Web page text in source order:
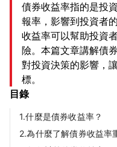
債券收益率指的是投
報率，影響到投資者
收益率可以幫助投資
險。本篇文章講解債
對投資決策的影響，
標。
目錄
1.什麼是債券收益率？
2.為什麼了解債券收益率